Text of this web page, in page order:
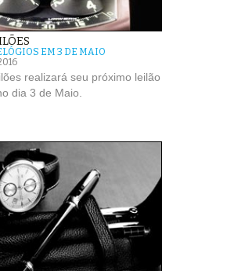
EM 3 DE MAIO
realizará seu próximo leilão
dia 3 de Maio.